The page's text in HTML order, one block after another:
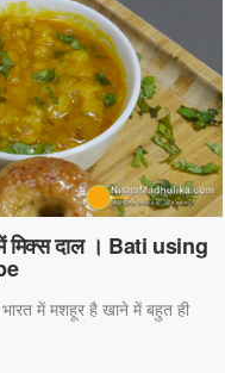
में मिक्स दाल । Bati using
में मशहूर है खाने में बहुत ही